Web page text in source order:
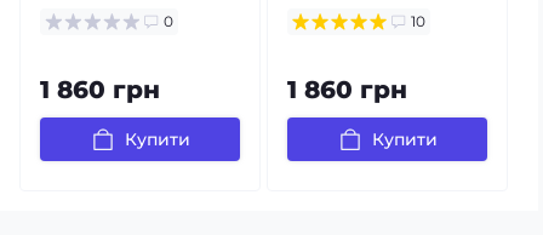
0
1 860 грн
Купити
10
1 860 грн
Купити